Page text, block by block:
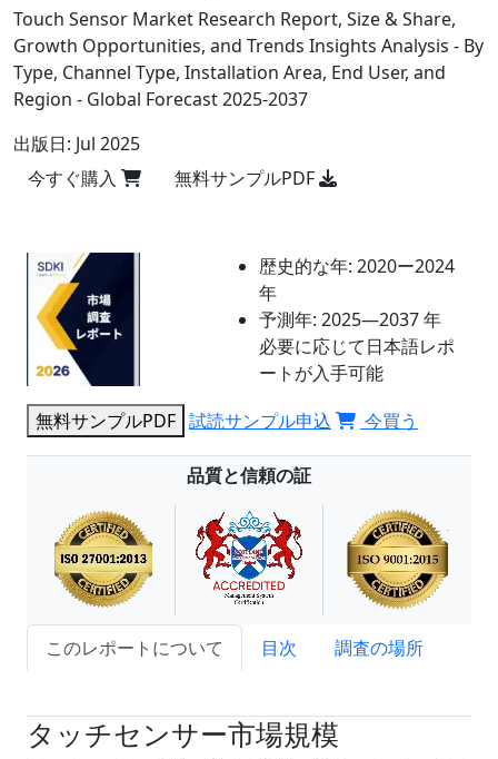
Touch Sensor Market Research Report, Size & Share,
Growth Opportunities, and Trends Insights Analysis - By
Type, Channel Type, Installation Area, End User, and
Region - Global Forecast 2025-2037
出版日: Jul 2025
今すぐ購入
無料サンプルPDF
歴史的な年: 2020ー2024
年
予測年: 2025―2037 年
必要に応じて日本語レポ
ートが入手可能
無料サンプルPDF 試読サンプル申込 今買う
品質と信頼の証
このレポートについて 目次
調査の場所
タッチセンサー市場規模